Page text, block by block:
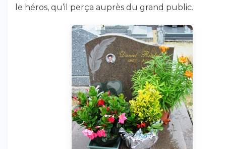
le héros, qu’il perça auprès du grand public.